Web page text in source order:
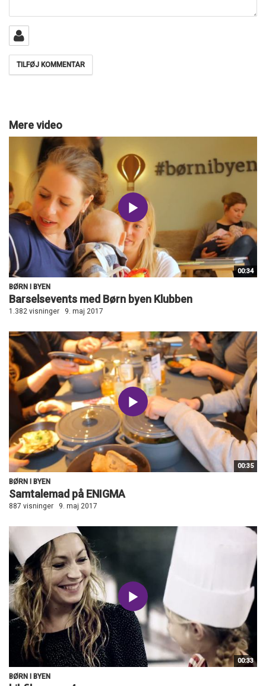
Mere video
00:34
BØRN I BYEN
Barselsevents med Børn byen Klubben
1.382 visninger 9. maj 2017
00:35
BØRN I BYEN
Samtalemad på ENIGMA
887 visninger 9. maj 2017
00:33
BØRN I BYEN